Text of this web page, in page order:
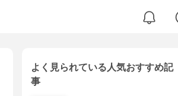
よく見られている人気おすすめ記
事